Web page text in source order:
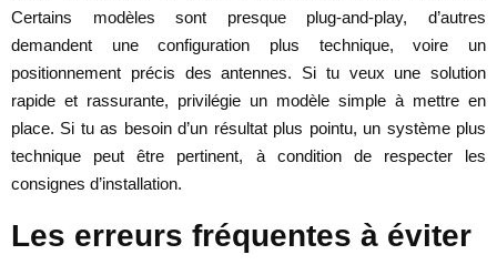
Certains modèles sont presque plug-and-play, d’autres
demandent une configuration plus technique, voire un
positionnement précis des antennes. Si tu veux une solution
rapide et rassurante, privilégie un modèle simple à mettre en
place. Si tu as besoin d’un résultat plus pointu, un système plus
technique peut être pertinent, à condition de respecter les
consignes d’installation.
Les erreurs fréquentes à éviter